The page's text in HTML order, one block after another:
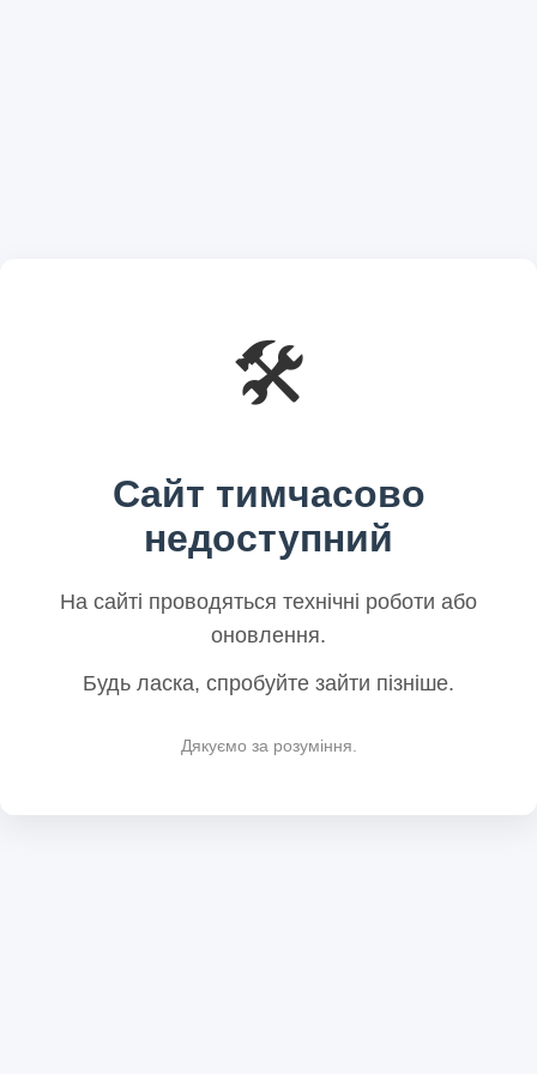
🛠️
Сайт тимчасово
недоступний
На сайті проводяться технічні роботи або
оновлення.
Будь ласка, спробуйте зайти пізніше.
Дякуємо за розуміння.